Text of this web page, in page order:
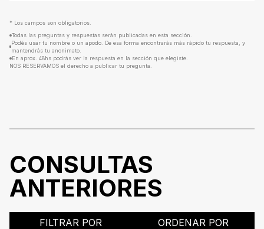
* Los campos son obligatorios.
Todas las preguntas y respuestas serán publicadas en esta sección.
Podés usar tu nombre o un apodo. De esa forma encontrarás más rápido tu respuesta, y
mantendrás tu anonimato.
En aprox. 48hs podrás ver la respuesta en la sección que elegiste.
NOS RESERVAMOS el derecho a publicar tu pregunta.
CONSULTAS
ANTERIORES
FILTRAR POR
ORDENAR POR